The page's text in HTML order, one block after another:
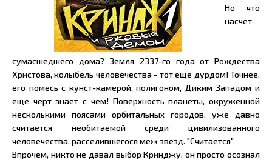
Но что
насчет
сумасшедшего дома? Земля 2337-го года от Рождества
Христова, колыбель человечества - тот еще дурдом! Точнее,
его помесь с кунст-камерой, полигоном, Диким Западом и
еще черт знает с чем! Поверхность планеты, окруженной
несколькими поясами орбитальных городов, уже давно
считается необитаемой среди цивилизованного
человечества, расселившегося меж звезд. "Считается"
Впрочем, никто не давал выбор Кринджу, он просто осознал